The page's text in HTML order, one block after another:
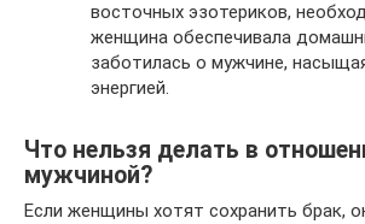
восточных эзотериков,
женщина обеспечивала
заботилась о мужчине,
энергией.
Что нельзя делать в
мужчиной?
Если женщины хотят сохранить брак,